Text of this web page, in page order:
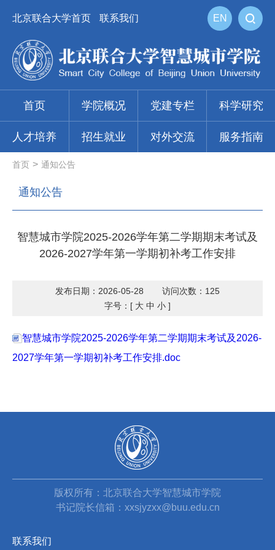
北京联合大学首页 联系我们 EN
首页 学院概况 党建专栏 科学研究
人才培养 招生就业 对外交流 服务指南
通知公告
首页 > 通知公告
智慧城市学院2025-2026学年第二学期期末考试及
2026-2027学年第一学期初补考工作安排
发布日期：2026-05-28 访问次数： 125
字号：[ 大 中 小 ]
智慧城市学院2025-2026学年第二学期期末考试及2026-
2027学年第一学期初补考工作安排.doc
版权所有：北京联合大学智慧城市学院
书记院长信箱：xxsjyzxx@buu.edu.cn
联系我们